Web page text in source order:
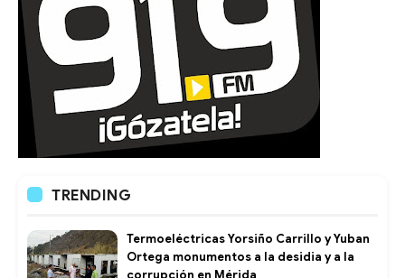
TRENDING
Termoeléctricas Yorsiño Carrillo y Yuban
Ortega monumentos a la desidia y a la